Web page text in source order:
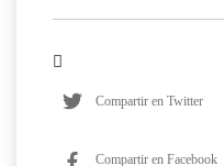
Compartir en Twitter
Compartir en Facebook